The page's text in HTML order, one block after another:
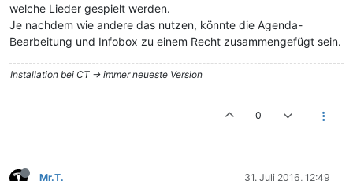
welche Lieder gespielt werden.
Je nachdem wie andere das nutzen, könnte die Agenda-
Bearbeitung und Infobox zu einem Recht zusammengefügt sein.
Installation bei CT -> immer neueste Version
0
Mr.T. 31. Juli 2016, 12:49